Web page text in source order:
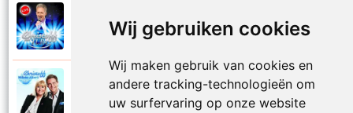
Wij gebruiken cookies
Wij maken gebruik van cookies en
andere tracking-technologieën om
uw surfervaring op onze website
Christoff
Mooi het leven is mooi
Christoff en Willeke Alberti
Niemand laat zijn eigen kind alleen